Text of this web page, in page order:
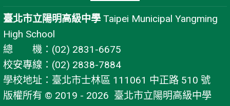
臺北市立陽明高級中學 Taipei Municipal Yangming
High School
總 機：(02) 2831-6675
校安專線：(02) 2838-7884
學校地址：臺北市士林區 111061 中正路 510 號
版權所有 © 2019 - 2026 臺北市立陽明高級中學